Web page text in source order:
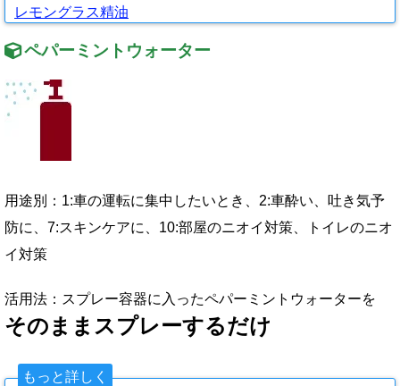
レモングラス精油
ペパーミントウォーター
用途別： 1:車の運転に集中したいとき、 2:車酔い、吐き気予
防に、 7:スキンケアに、 10:部屋のニオイ対策、トイレのニオ
イ対策
活用法：スプレー容器に入ったペパーミントウォーターを
そのままスプレーするだけ
もっと詳しく